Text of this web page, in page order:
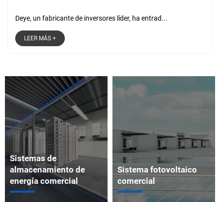
Deye, un fabricante de inversores líder, ha entrad...
LEER MÁS +